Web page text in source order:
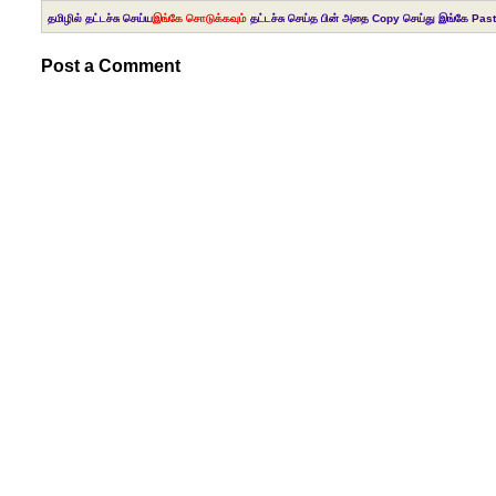
தமிழில் தட்டச்சு செய்யஇங்கே சொடுக்கவும் தட்டச்சு செய்த பின் அதை Copy செய்து இங்கே
Post a Comment